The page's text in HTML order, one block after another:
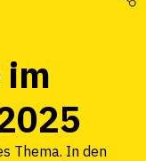
im
Thema. In den